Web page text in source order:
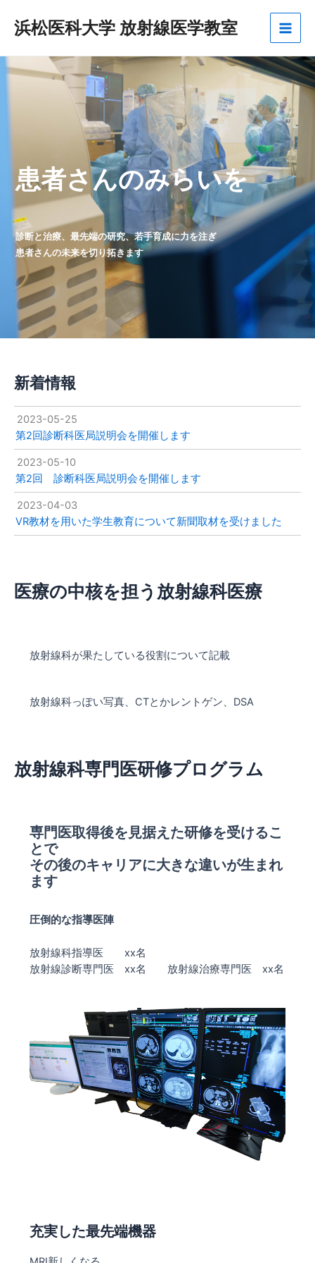
ス
キ
浜松医科大学 放射線医学教室
Main
患者さんのみらいを
診断と治療、最先端の研究、若手育成に力を注ぎ
患者さんの未来を切り拓きます
新着情報
2023-05-25
第2回診断科医局説明会を開催します
2023-05-10
第2回 診断科医局説明会を開催します
2023-04-03
VR教材を用いた学生教育について新聞取材を受けました
医療の中核を担う放射線科医療
放射線科が果たしている役割について記載
放射線科っぽい写真、CTとかレントゲン、DSA
放射線科専門医研修プログラム
専門医取得後を見据えた研修を受けるこ
とで
その後のキャリアに大きな違いが生まれ
ます
圧倒的な指導医陣
放射線科指導医 xx名
放射線診断専門医 xx名 放射線治療専門医 xx名
充実した最先端機器